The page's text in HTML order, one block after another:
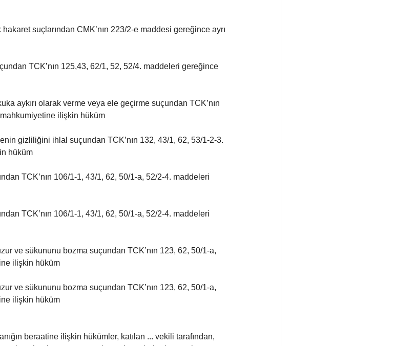
hakaret suçlarından CMK’nın 223/2-e maddesi gereğince ayrı
TCK’nın 125,43, 62/1, 52, 52/4. maddeleri gereğince
aykırı olarak verme veya ele geçirme suçundan TCK’nın
ilişkin hüküm
gizliliğini ihlal suçundan TCK’nın 132, 43/1, 62, 53/1-2-3.
hüküm
TCK’nın 106/1-1, 43/1, 62, 50/1-a, 52/2-4. maddeleri
TCK’nın 106/1-1, 43/1, 62, 50/1-a, 52/2-4. maddeleri
ve sükununu bozma suçundan TCK’nın 123, 62, 50/1-a,
ilişkin hüküm
ve sükununu bozma suçundan TCK’nın 123, 62, 50/1-a,
ilişkin hüküm
beraatine ilişkin hükümler, katılan ... vekili tarafından,